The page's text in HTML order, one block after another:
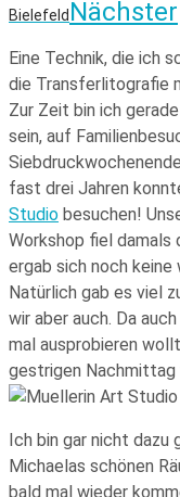
Bielefeld Nächster
Eine Technik, die ich
die Transferlitografie
Zur Zeit bin ich
sein, auf
fast drei Jahren
Studio besuchen!
Workshop fiel damals
ergab sich noch
Natürlich gab es viel
wir aber auch. Da
mal ausprobieren
gestrigen Nachmittag
Ich bin gar nicht dazu
Michaelas schönen
bald mal wieder